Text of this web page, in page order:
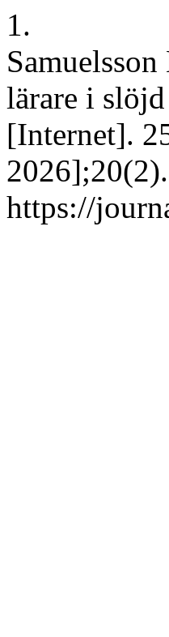
1.
lärare i slöjd
[Internet].
https://